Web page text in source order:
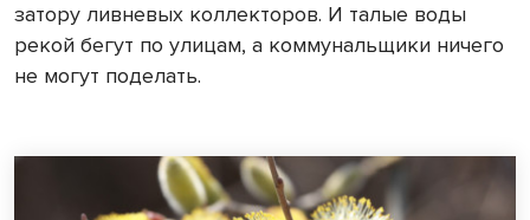
затору ливневых коллекторов. И талые воды
рекой бегут по улицам, а коммунальщики ничего
не могут поделать.